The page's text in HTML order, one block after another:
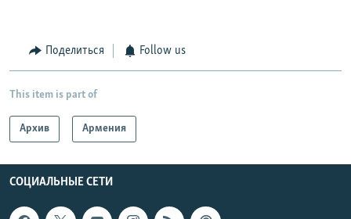
Поделиться Follow us
This item is part of
Архив Армения
СОЦИАЛЬНЫЕ СЕТИ